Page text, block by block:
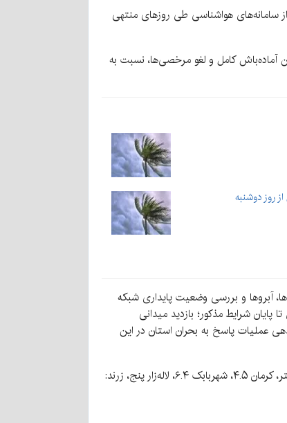
طبق بررسی نقشه‌های پیش‌بینی از سامانه‌های هواشناسی طی روزهای منتهی
آماده‌باش کامل و لغو مرخصی‌ها، نسبت به
روز دوشنبه
آبروها و بررسی وضعیت پایداری شبکه
شرایط مذکور؛ بازدید میدانی
عملیات پاسخ به بحران استان در این
اداره کل هواشناسی استان کرمان نیز با اشاره به میزان بارندگی ۲۴ ساعت گذشته تا ساعت ۶:۳۰ صبح امروز اظهار کرد: در انار پنج میلیمتر، کرمان ۴.۵، شهربابک ۶.۴، لاله‌زار پنج، زرند: